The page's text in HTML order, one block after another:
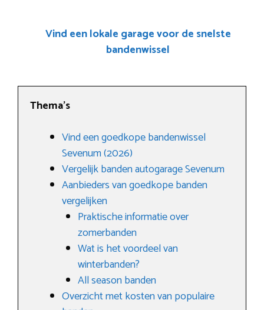
Vind een lokale garage voor de snelste
bandenwissel
Thema’s
Vind een goedkope bandenwissel
Sevenum (2026)
Vergelijk banden autogarage Sevenum
Aanbieders van goedkope banden
vergelijken
Praktische informatie over
zomerbanden
Wat is het voordeel van
winterbanden?
All season banden
Overzicht met kosten van populaire